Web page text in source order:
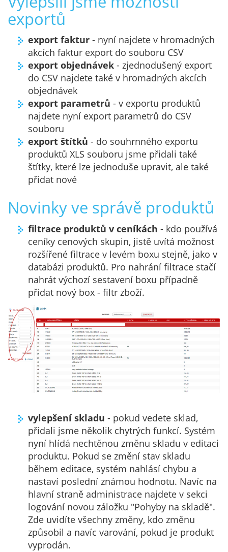
exportů
export faktur - nyní najdete v hromadných
akcích faktur export do souboru CSV
export objednávek - zjednodušený export
do CSV najdete také v hromadných akcích
objednávek
export parametrů - v exportu produktů
najdete nyní export parametrů do CSV
souboru
export štítků - do souhrnného exportu
produktů XLS souboru jsme přidali také
štítky, které lze jednoduše upravit, ale také
přidat nové
Novinky ve správě produktů
filtrace produktů v ceníkách - kdo používá
ceníky cenových skupin, jistě uvítá možnost
rozšířené filtrace v levém boxu stejně, jako v
databázi produktů. Pro nahrání filtrace stačí
nahrát výchozí sestavení boxu případně
přidat nový box - filtr zboží.
vylepšení skladu - pokud vedete sklad,
přidali jsme několik chytrých funkcí. Systém
nyní hlídá nechtěnou změnu skladu v editaci
produktu. Pokud se změní stav skladu
během editace, systém nahlásí chybu a
nastaví poslední známou hodnotu. Navíc na
hlavní straně administrace najdete v sekci
logování novou záložku "Pohyby na skladě".
Zde uvidíte všechny změny, kdo změnu
způsobil a navíc varování, pokud je produkt
vyprodán.